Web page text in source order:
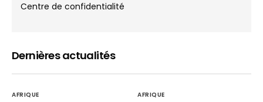
Centre de confidentialité
Dernières actualités
AFRIQUE AFRIQUE